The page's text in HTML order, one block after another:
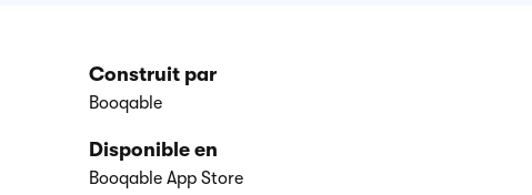
Construit par
Booqable
Disponible en
Booqable App Store